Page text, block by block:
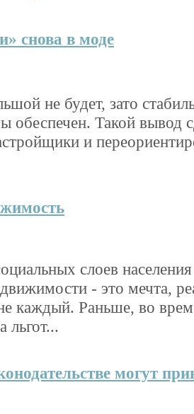
снова в моде
не будет, зато
обеспечен. Такой вывод
и
слоев населения
- это мечта,
каждый. Раньше, во
льгот...
могут